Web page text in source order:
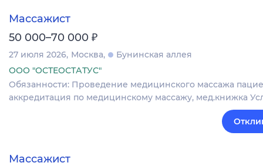
Массажист
50 000–70 000 ₽
27 июля 2026 Москва
Бунинская аллея
ООО "ОСТЕОСТАТУС"
Обязанности: Проведение медицинского массажа
аккредитация по медицинскому массажу, мед.книжка
Массажист